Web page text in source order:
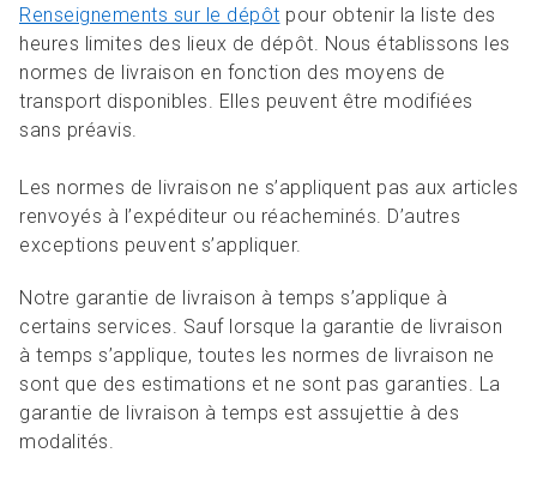
Renseignements sur le dépôt pour obtenir la liste des
heures limites des lieux de dépôt. Nous établissons les
normes de livraison en fonction des moyens de
transport disponibles. Elles peuvent être modifiées
sans préavis.
Les normes de livraison ne s’appliquent pas aux articles
renvoyés à l’expéditeur ou réacheminés. D’autres
exceptions peuvent s’appliquer.
Notre garantie de livraison à temps s’applique à
certains services. Sauf lorsque la garantie de livraison
à temps s’applique, toutes les normes de livraison ne
sont que des estimations et ne sont pas garanties. La
garantie de livraison à temps est assujettie à des
modalités.